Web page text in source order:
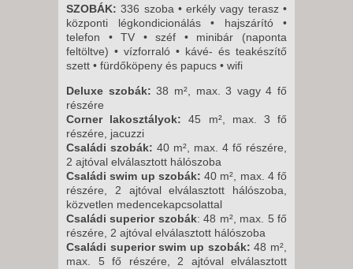
SZOBÁK:336 szoba • erkély vagy terasz •
központi légkondicionálás • hajszárító •
telefon • TV • széf • minibár (naponta
feltöltve) • vízforraló • kávé- és teakészítő
szett • fürdőköpeny és papucs • wifi
Deluxe szobák: 38 m², max. 3 vagy 4 fő
részére
Corner lakosztályok: 45 m², max. 3 fő
részére, jacuzzi
Családi szobák: 40 m², max. 4 fő részére,
2 ajtóval elválasztott hálószoba
Családi swim up szobák: 40 m², max. 4 fő
részére, 2 ajtóval elválasztott hálószoba,
közvetlen medencekapcsolattal
Családi superior szobák: 48 m², max. 5 fő
részére, 2 ajtóval elválasztott hálószoba
Családi superior swim up szobák: 48 m²,
max. 5 fő részére, 2 ajtóval elválasztott